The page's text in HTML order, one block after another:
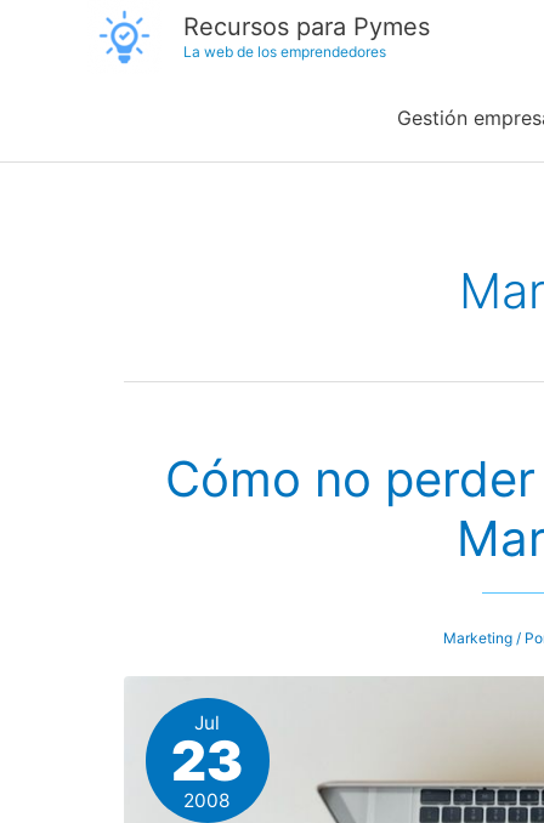
Recursos para Pymes
La web de los emprendedores
Gestión
Cómo no
Marketing /
Jul
23
2008